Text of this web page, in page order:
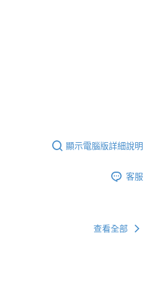
顯示電腦版詳細說明
客服
查看全部